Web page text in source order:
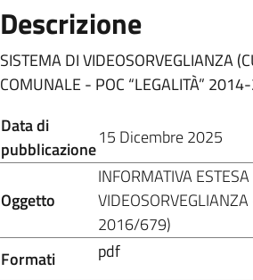
Descrizione
SISTEMA DI VIDEOSORVEGLIANZA
COMUNALE - POC “LEGALITÀ”
Data di
pubblicazione
15 Dicembre 2025
Oggetto
INFORMATIVA
2016/679)
Formati
pdf